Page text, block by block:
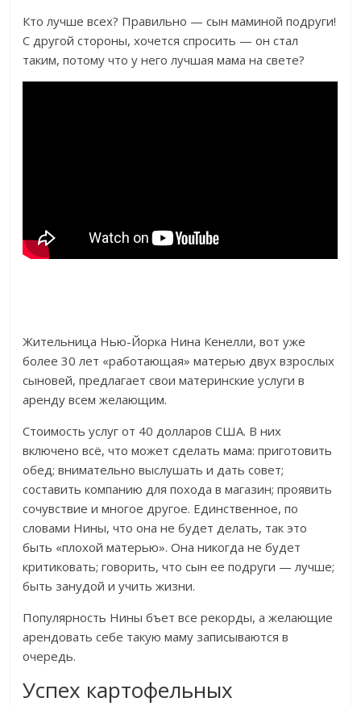
Кто лучше всех? Правильно — сын маминой подруги!
С другой стороны, хочется спросить — он стал
таким, потому что у него лучшая мама на свете?
Жительница Нью-Йорка Нина Кенелли, вот уже
более 30 лет «работающая» матерью двух взрослых
сыновей, предлагает свои материнские услуги в
аренду всем желающим.
Стоимость услуг от 40 долларов США. В них
включено всё, что может сделать мама: приготовить
обед; внимательно выслушать и дать совет;
составить компанию для похода в магазин; проявить
сочувствие и многое другое. Единственное, по
словами Нины, что она не будет делать, так это
быть «плохой матерью». Она никогда не будет
критиковать; говорить, что сын ее подруги — лучше;
быть занудой и учить жизни.
Популярность Нины бъет все рекорды, а желающие
арендовать себе такую маму записываются в
очередь.
Успех картофельных